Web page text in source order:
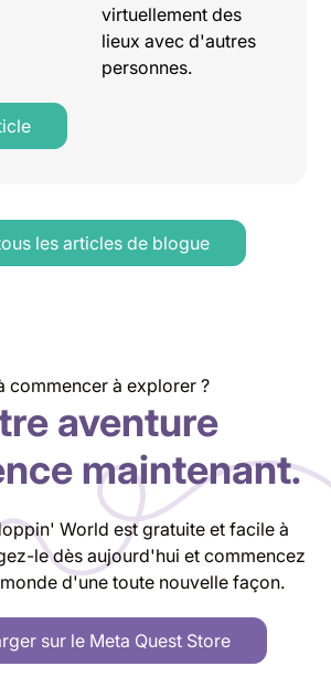
virtuellement des
lieux avec d'autres
personnes.
les articles de blogue
commencer à explorer ?
aventure
maintenant.
World est gratuite et facile à
le dès aujourd'hui et commencez
d'une toute nouvelle façon.
sur le Meta Quest Store